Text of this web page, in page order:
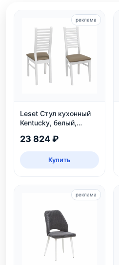
Leset Стул кухонный
Kentucky, белый,
23 824 ₽
Купить
реклама
реклама